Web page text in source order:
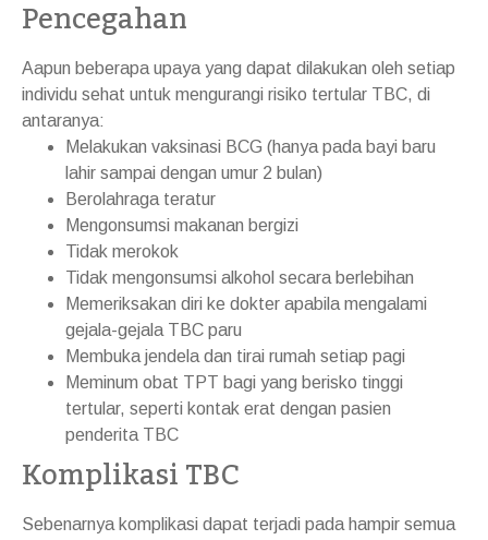
Pencegahan
Aapun beberapa upaya yang dapat dilakukan oleh setiap
individu sehat untuk mengurangi risiko tertular TBC, di
antaranya:
Melakukan vaksinasi BCG (hanya pada bayi baru
lahir sampai dengan umur 2 bulan)
Berolahraga teratur
Mengonsumsi makanan bergizi
Tidak merokok
Tidak mengonsumsi alkohol secara berlebihan
Memeriksakan diri ke dokter apabila mengalami
gejala-gejala TBC paru
Membuka jendela dan tirai rumah setiap pagi
Meminum obat TPT bagi yang berisko tinggi
tertular, seperti kontak erat dengan pasien
penderita TBC
Komplikasi TBC
Sebenarnya komplikasi dapat terjadi pada hampir semua